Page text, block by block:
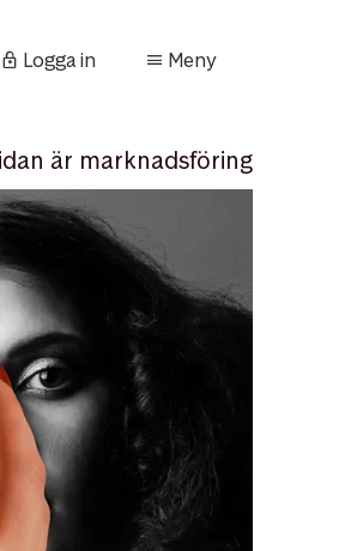
Logga in Meny
är marknadsföring